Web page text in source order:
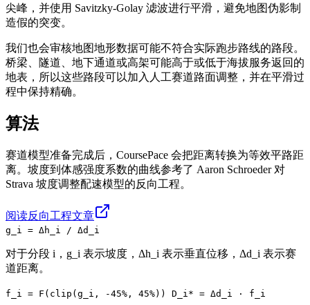
尖峰，并使用 Savitzky-Golay 滤波进行平滑，避免地图伪影制
造假的突变。
我们也会审核地图地形数据可能不符合实际跑步路线的路段。
桥梁、隧道、地下通道或高架可能高于或低于海拔服务返回的
地表，所以这些路段可以加入人工赛道路面调整，并在平滑过
程中保持精确。
算法
赛道模型准备完成后，CoursePace 会把距离转换为等效平路距
离。坡度到体感强度系数的曲线参考了 Aaron Schroeder 对
Strava 坡度调整配速模型的反向工程。
阅读反向工程文章
g_i = Δh_i / Δd_i
对于分段 i，g_i 表示坡度，Δh_i 表示垂直位移，Δd_i 表示赛
道距离。
f_i = F(clip(g_i, -45%, 45%)) D_i* = Δd_i · f_i